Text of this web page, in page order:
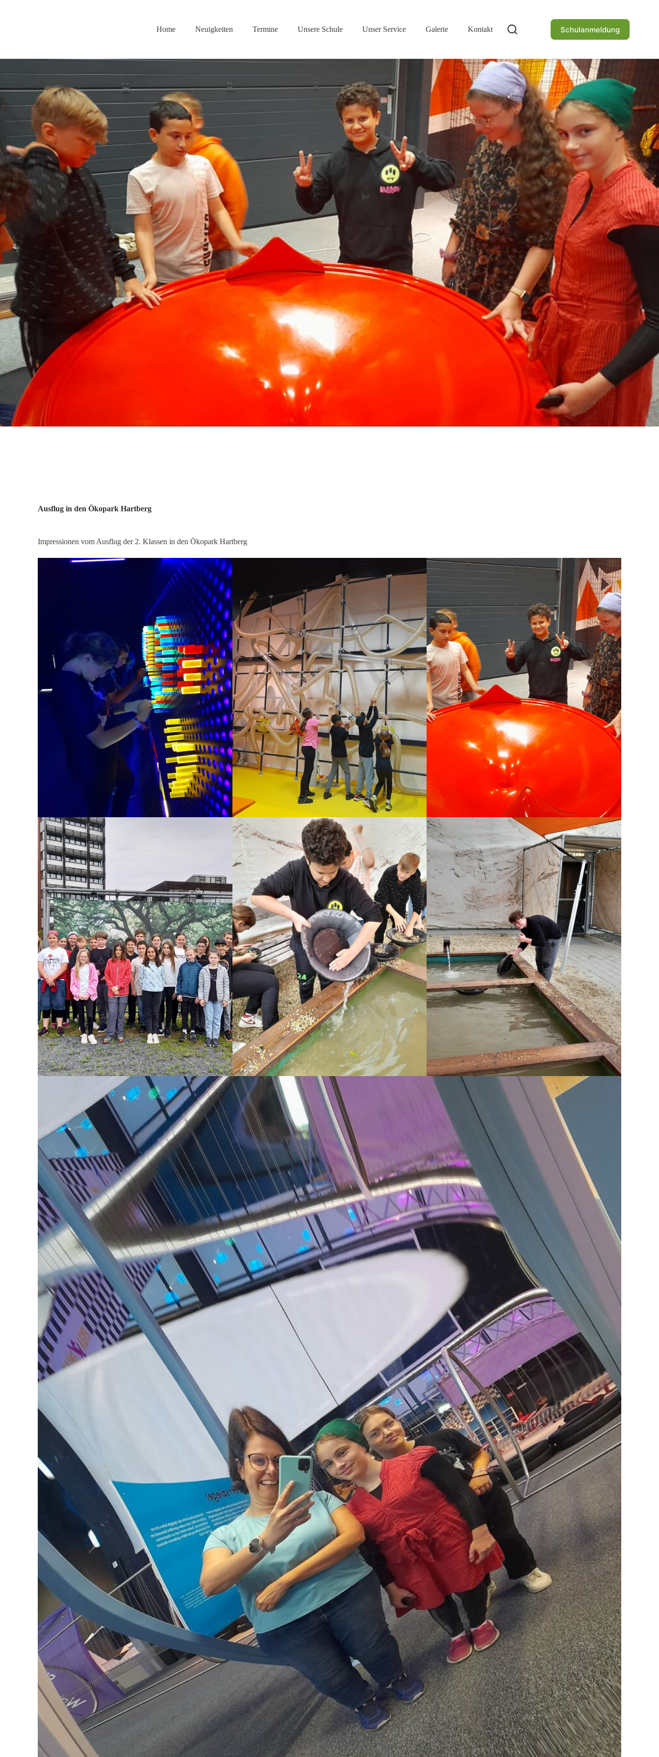
Home Neuigkeiten Termine Unsere Schule Unser Service Galerie Kontakt Schulanmeldung
Ausflug in den Ökopark Hartberg
Impressionen vom Ausflug der 2. Klassen in den Ökopark Hartberg